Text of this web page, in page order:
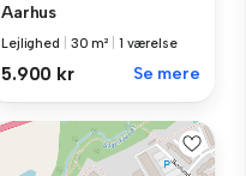
Aarhus
Lejlighed 30 m² 1 værelse
5.900 kr Se mere